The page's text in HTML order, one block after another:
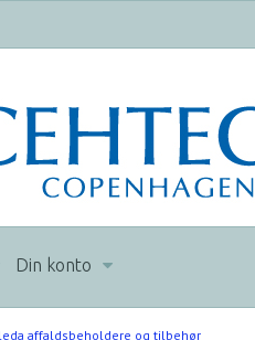
Din konto
affaldsbeholdere og tilbehør